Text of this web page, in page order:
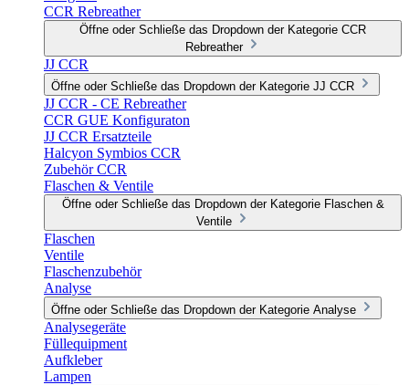
CCR Rebreather
Öffne oder Schließe das Dropdown der Kategorie CCR
Rebreather
JJ CCR
Öffne oder Schließe das Dropdown der Kategorie JJ CCR
JJ CCR - CE Rebreather
CCR GUE Konfiguraton
JJ CCR Ersatzteile
Halcyon Symbios CCR
Zubehör CCR
Flaschen & Ventile
Öffne oder Schließe das Dropdown der Kategorie Flaschen &
Ventile
Flaschen
Ventile
Flaschenzubehör
Analyse
Öffne oder Schließe das Dropdown der Kategorie Analyse
Analysegeräte
Füllequipment
Aufkleber
Lampen